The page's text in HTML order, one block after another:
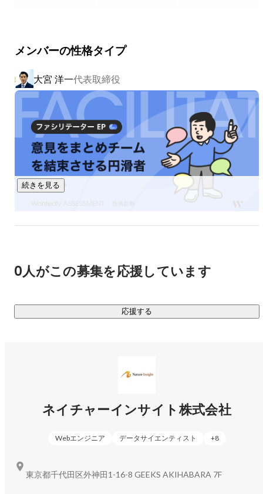
ブリックス）」のシルバーティアパートナーへの昇格をはじ
め、AWS、Azure、Pythonといったモダンな技術領域へと支
援の幅を劇的に広げています。
確固たる実績と、最先端の技術。
この2つを融合させ、お客様のビジネスを真の成功へと導く
「次世代のデータプロフェッショナル集団」へと、私たちは
今、まさに変革し続けています。
【私たちが誇る「データ活用の圧倒的な強み」と「これから
の挑戦」】
経営判断に欠かせない統計分析・未来予測の分野で世界をリ
ードする「SAS」。
簡単に真似できるものではありません。
げる確固たる実績があります。
名誉の一つである「Best Data Science Award」を2度受賞して
います。
ットフォームへの進化
====================
メンバーの性格タイプ
大宮 洋一代表取締役
続きを見る
0人がこの募集を応援しています
応援する
ネイチャーインサイト株式会社
Webエンジニア データサイエンティスト +8
東京都千代田区外神田1-16-8 GEEKS AKIHABARA 7F